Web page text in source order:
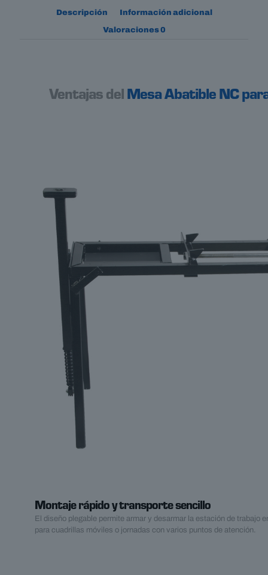
Descripción Información adicional
Valoraciones0
Ventajas del Mesa Abatible NC
Montaje rápido y transporte sencillo
El diseño plegable permite armar y desarmar la estación de trabajo
para cuadrillas móviles o jornadas con varios puntos de atención.